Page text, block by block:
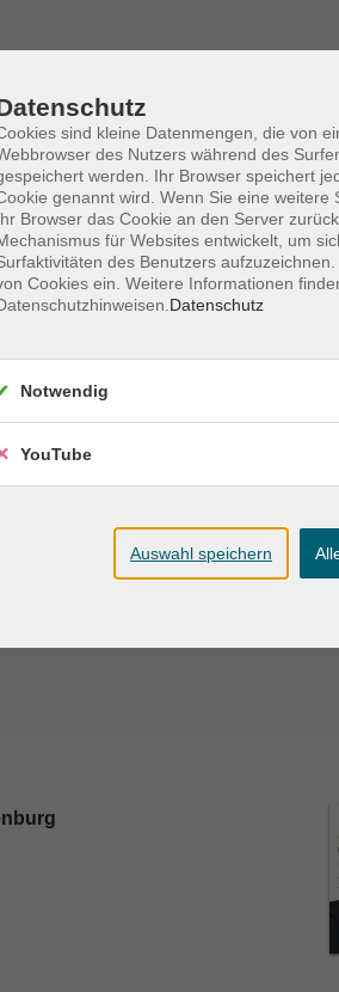
Ort /
– 10:00 Uhr
VHS,
09:00 – 10:00 Uhr
– 10:00 Uhr
09:00 – 10:00 Uhr
VHS,
Raum
sind kleine Datenmengen, die von
des Nutzers während des
werden. Ihr Browser speichert
genannt wird. Wenn Sie eine
Browser das Cookie an den Server
für Websites entwickelt, um
des Benutzers
Cookies ein. Weitere Informationen
Datenschutz
Notwendig
YouTube
Auswahl speichern